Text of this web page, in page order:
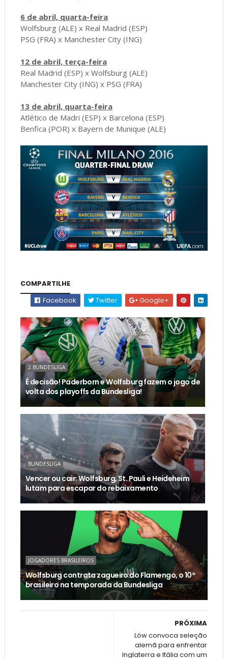
6 de abril, quarta-feira
Wolfsburg (ALE) x Real Madrid (ESP)
PSG (FRA) x Manchester City (ING)
12 de abril, terça-feira
Real Madrid (ESP) x Wolfsburg (ALE)
Manchester City (ING) x PSG (FRA)
13 de abril, quarta-feira
Atlético de Madri (ESP) x Barcelona (ESP)
Benfica (POR) x Bayern de Munique (ALE)
COMPARTILHE
Facebook
Twitter Google+
2.BUNDESLIGA
É decisão! Paderborn e Wolfsburg fazem o jogo de
volta dos playoffs da Bundesliga!
BUNDESLIGA
Vencer ou cair: Wolfsburg, St. Pauli e Heideheim
lutam para escapar do rebaixamento
JOGADORES BRASILEIROS
Wolfsburg contrata zagueiro do Flamengo, o 10º
brasileiro na temporada da Bundesliga
PRÓXIMA
Löw convoca seleção
alemã para enfrentar
Inglaterra e Itália com um